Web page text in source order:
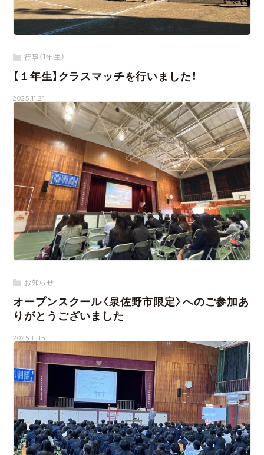
行事（1年生）
【１年生】クラスマッチを行いました！
2025.11.21
お知らせ
オープンスクール〈泉佐野市限定〉へのご参加あ
りがとうございました
2025.11.15